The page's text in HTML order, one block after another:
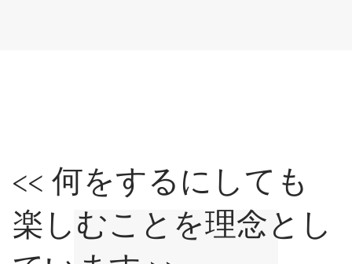
<< 何をするにしても
楽しむことを理念とし